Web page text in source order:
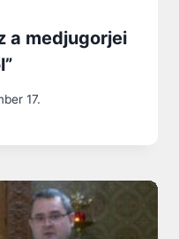
a medjugorjei
17.